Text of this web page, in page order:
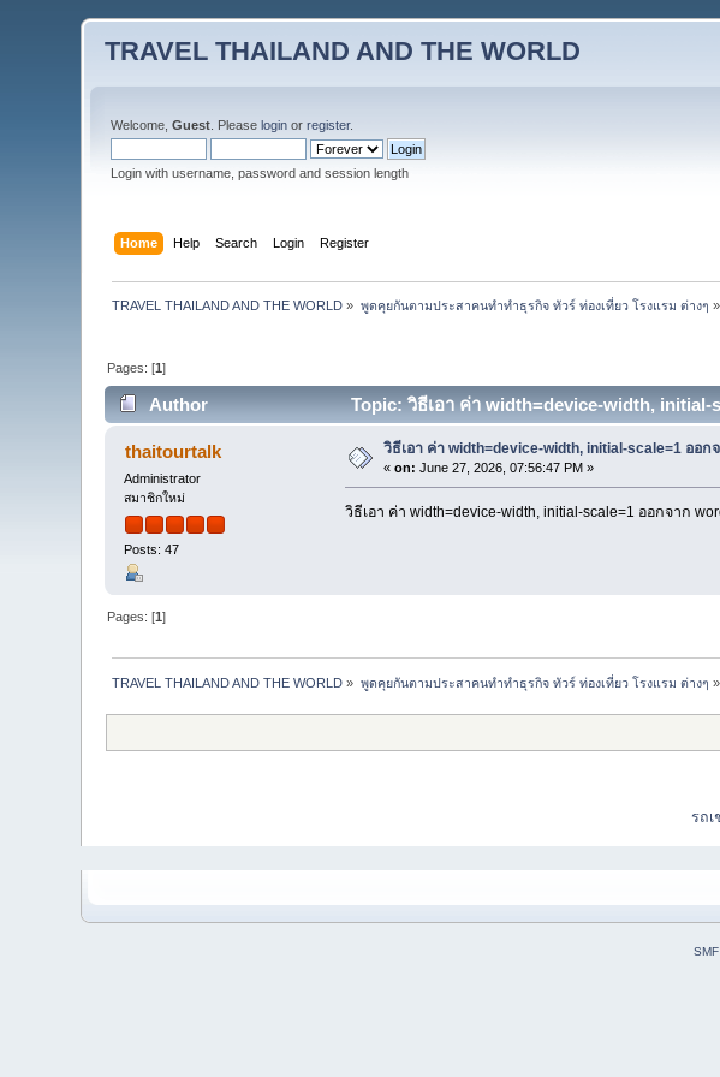
TRAVEL THAILAND AND THE WORLD
Welcome,Guest . Pleaselogin orregister.
Login with username, password and session length
Home Help Search Login Register
TRAVEL THAILAND AND THE WORLD » พูดคุยกันตามประสาคนทำทำธุรกิจ ทัวร์ ท่องเที่ยว โรงแรม ต่างๆ »
Pages: [1]
Author Topic: วิธีเอา ค่า width=device-width,
thaitourtalk
Administrator
สมาชิกใหม่
Posts: 47
วิธีเอา ค่า width=device-width, initial-scale=1 ออ
«on: June 27, 2026, 07:56:47 PM »
วิธีเอา ค่า width=device-width, initial-scale=1 ออกจาก
Pages: [1]
TRAVEL THAILAND AND THE WORLD » พูดคุยกันตามประสาคนทำทำธุรกิจ ทัวร์ ท่องเที่ยว โรงแรม ต่างๆ »
รถ